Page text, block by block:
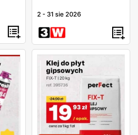
2 - 31 sie 2026